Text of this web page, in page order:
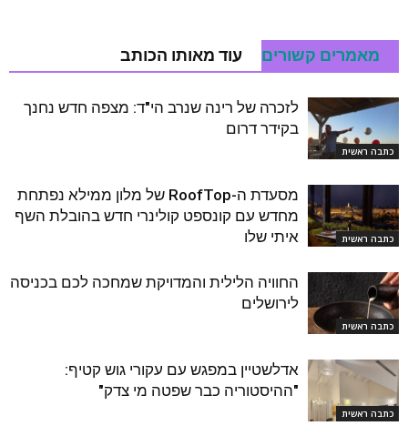
מאמרים קשורים עוד מאותו הכותב
כתבה ראשית
לזכרה של רינה שנרב הי"ד: מצפה חדש נחנך
בקידר דרום
כתבה ראשית
מסעדת ה-RoofTop של מלון ממילא נפתחת
מחדש עם קונספט קולינרי חדש בהובלת השף
איתי שלו
כתבה ראשית
החוויה הלילית והמדויקת שמחכה לכם בכניסה
לירושלים
כתבה ראשית
אדלשטיין במפגש עם עקורי גוש קטיף:
"ההיסטוריה כבר שפטה מי צדק"